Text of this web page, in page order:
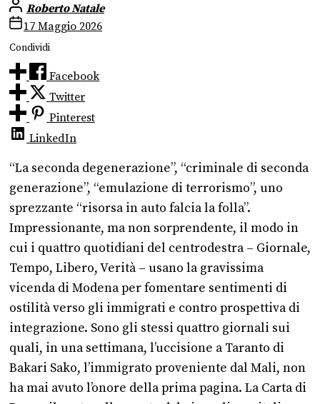
Roberto Natale
17 Maggio 2026
Condividi
Facebook
Twitter
Pinterest
LinkedIn
“La seconda degenerazione”, “criminale di seconda
generazione”, “emulazione di terrorismo”, uno
sprezzante “risorsa in auto falcia la folla”.
Impressionante, ma non sorprendente, il modo in
cui i quattro quotidiani del centrodestra – Giornale,
Tempo, Libero, Verità – usano la gravissima
vicenda di Modena per fomentare sentimenti di
ostilità verso gli immigrati e contro prospettiva di
integrazione. Sono gli stessi quattro giornali sui
quali, in una settimana, l’uccisione a Taranto di
Bakari Sako, l’immigrato proveniente dal Mali, non
ha mai avuto l’onore della prima pagina. La Carta di